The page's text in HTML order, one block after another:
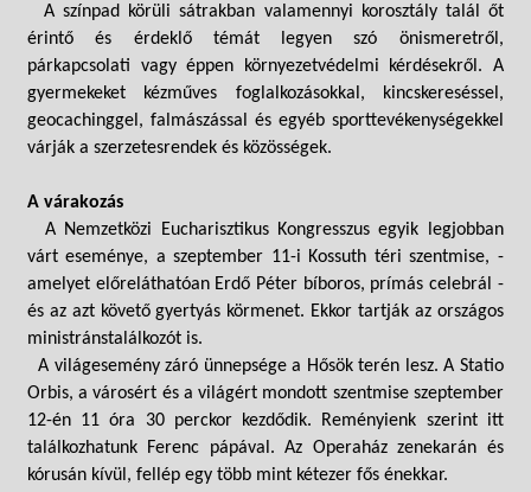
A színpad körüli sátrakban valamennyi korosztály talál őt
érintő és érdeklő témát legyen szó önismeretről,
párkapcsolati vagy éppen környezetvédelmi kérdésekről. A
gyermekeket kézműves foglalkozásokkal, kincskereséssel,
geocachinggel, falmászással és egyéb sporttevékenységekkel
várják a szerzetesrendek és közösségek.
A várakozás
A Nemzetközi Eucharisztikus Kongresszus egyik legjobban
várt eseménye, a szeptember 11-i Kossuth téri szentmise, -
amelyet előreláthatóan Erdő Péter bíboros, prímás celebrál -
és az azt követő gyertyás körmenet. Ekkor tartják az országos
ministránstalálkozót is.
A világesemény záró ünnepsége a Hősök terén lesz. A Statio
Orbis, a városért és a világért mondott szentmise szeptember
12-én 11 óra 30 perckor kezdődik. Reményienk szerint itt
találkozhatunk Ferenc pápával. Az Operaház zenekarán és
kórusán kívül, fellép egy több mint kétezer fős énekkar.